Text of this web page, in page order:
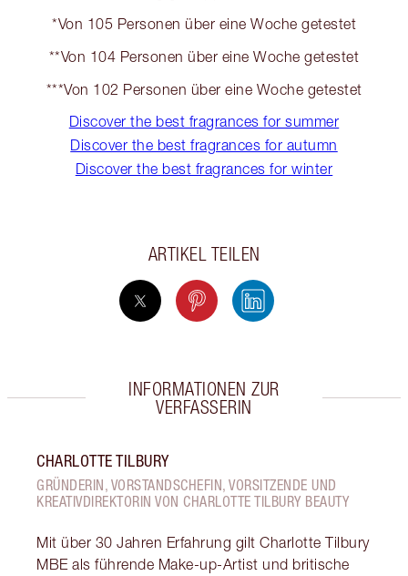
*Von 105 Personen über eine Woche getestet
**Von 104 Personen über eine Woche getestet
***Von 102 Personen über eine Woche getestet
Discover the best fragrances for summer
Discover the best fragrances for autumn
Discover the best fragrances for winter
ARTIKEL TEILEN
INFORMATIONEN ZUR
VERFASSERIN
CHARLOTTE TILBURY
GRÜNDERIN, VORSTANDSCHEFIN, VORSITZENDE UND
KREATIVDIREKTORIN VON CHARLOTTE TILBURY BEAUTY
Mit über 30 Jahren Erfahrung gilt Charlotte Tilbury
MBE als führende Make-up-Artist und britische